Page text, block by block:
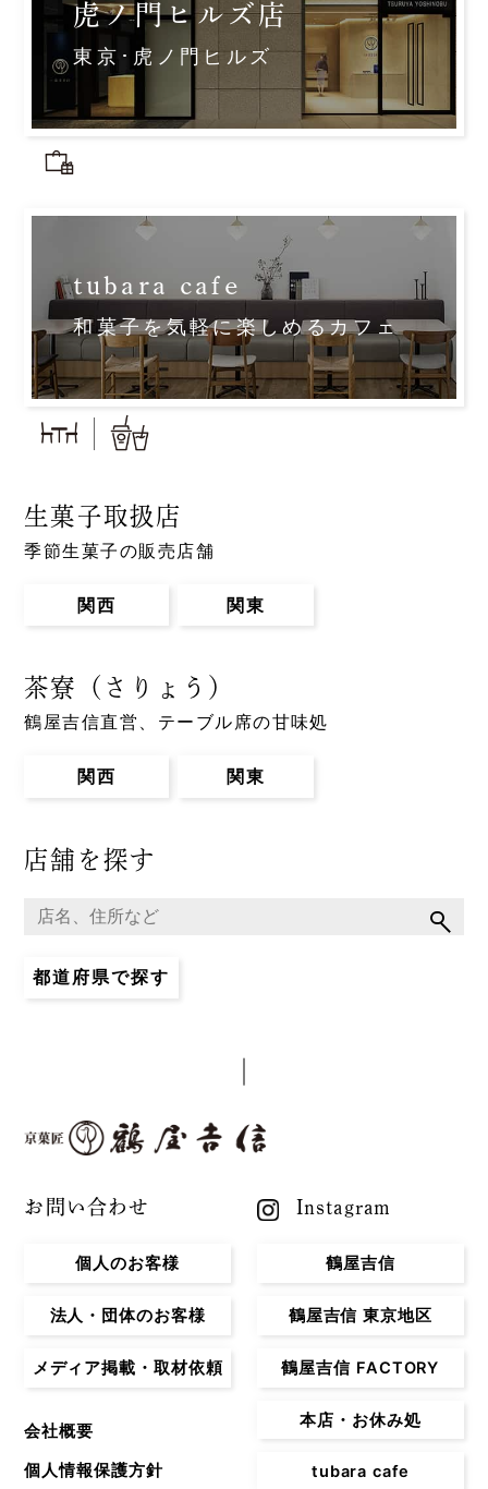
虎ノ門ヒルズ店
東京･虎ノ門ヒルズ
tubara cafe
和菓子を気軽に楽しめるカフェ
生菓子取扱店
季節生菓子の販売店舗
関西 関東
茶寮（さりょう）
鶴屋吉信直営、テーブル席の甘味処
関西 関東
店舗を探す
都道府県で探す
お問い合わせ
個人のお客様
法人・団体のお客様
メディア掲載・取材依頼
会社概要
個人情報保護方針
Instagram
鶴屋吉信
鶴屋吉信 東京地区
鶴屋吉信 FACTORY
本店・お休み処
tubara cafe